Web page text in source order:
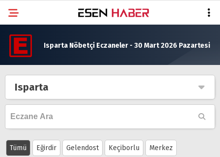
Isparta Nöbetçi Eczaneler - 30 Mart 2026 Pazartesi
Isparta
Tümü Eğirdir Gelendost Keçiborlu Merkez